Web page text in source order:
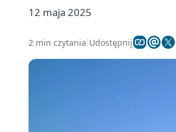
12 maja 2025
2 min czytania Udostępnij